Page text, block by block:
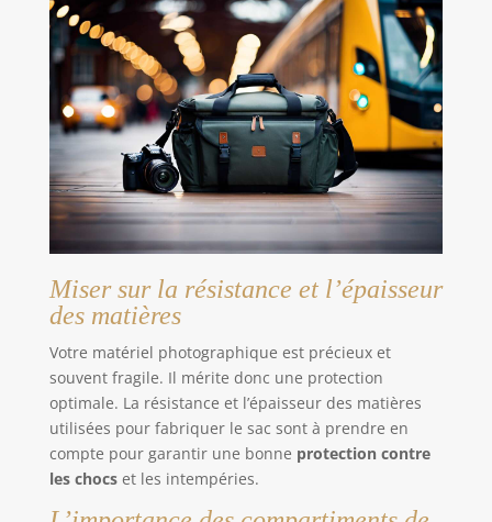
Miser sur la résistance et l’épaisseur
des matières
Votre matériel photographique est précieux et
souvent fragile. Il mérite donc une protection
optimale. La résistance et l’épaisseur des matières
utilisées pour fabriquer le sac sont à prendre en
compte pour garantir une bonne protection contre
les chocset les intempéries.